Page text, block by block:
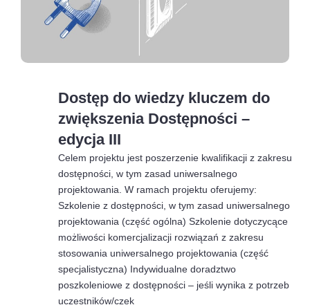
Dostęp do wiedzy kluczem do
zwiększenia Dostępności –
edycja III
Celem projektu jest poszerzenie kwalifikacji z zakresu
dostępności, w tym zasad uniwersalnego
projektowania. W ramach projektu oferujemy:
Szkolenie z dostępności, w tym zasad uniwersalnego
projektowania (część ogólna) Szkolenie dotyczycące
możliwości komercjalizacji rozwiązań z zakresu
stosowania uniwersalnego projektowania (część
specjalistyczna) Indywidualne doradztwo
poszkoleniowe z dostępności – jeśli wynika z potrzeb
uczestników/czek